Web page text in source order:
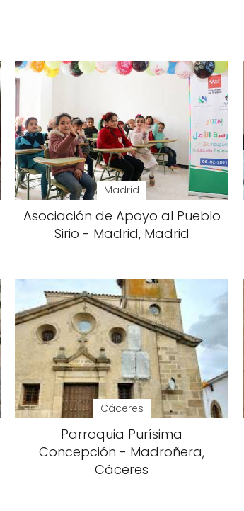
Madrid
Asociación de Apoyo al Pueblo
Sirio - Madrid, Madrid
Cáceres
Parroquia Purísima
Concepción - Madroñera,
Cáceres